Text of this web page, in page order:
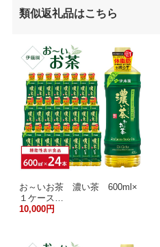
類似返礼品はこちら
お～いお茶 濃い茶 600ml×
１ケース…
10,000円